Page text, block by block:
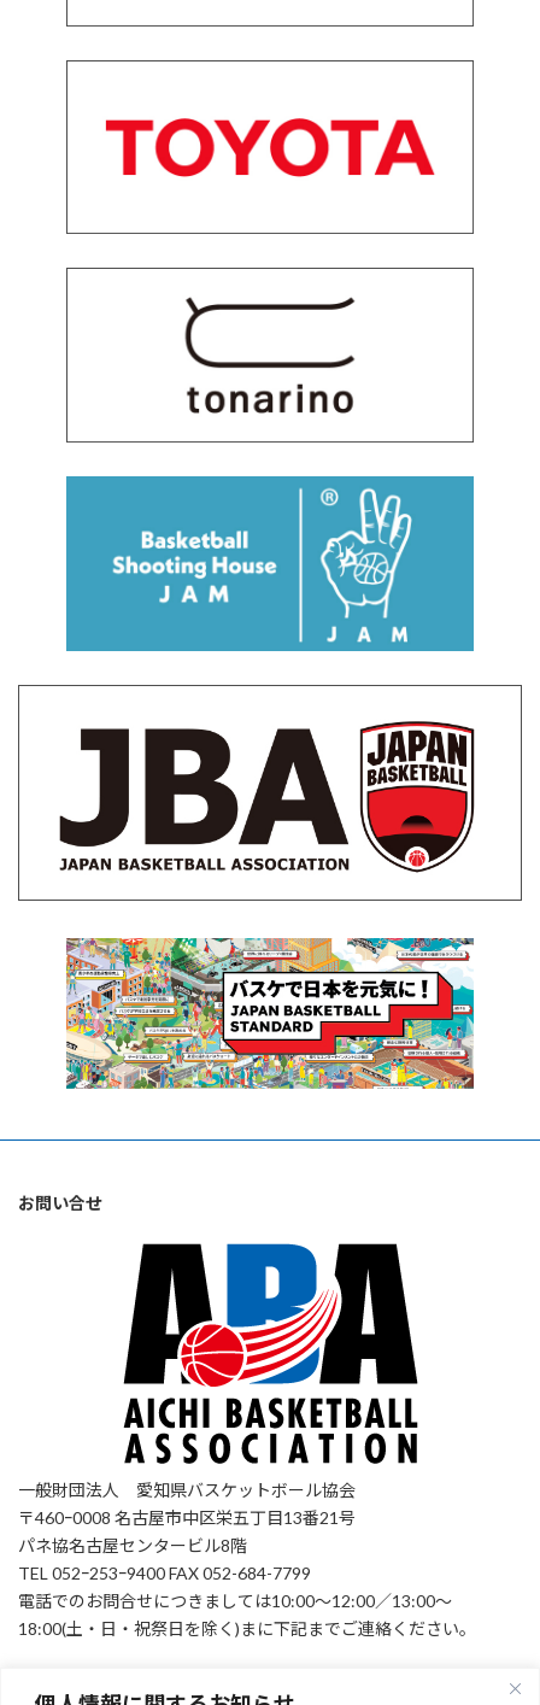
お問い合せ
一般財団法人 愛知県バスケットボール協会
〒460ｰ0008 名古屋市中区栄五丁目13番21号
パネ協名古屋センタービル8階
TEL 052ｰ253ｰ9400 FAX 052-684-7799
電話でのお問合せにつきましては10:00～12:00／13:00～
18:00(土・日・祝祭日を除く)まに下記までご連絡ください。